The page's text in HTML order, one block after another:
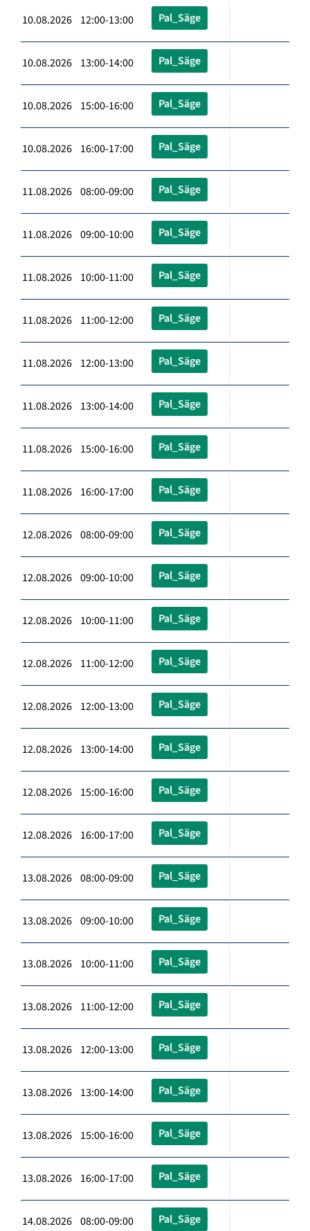
10.08.2026 12:00-13:00 Pal_Säge
10.08.2026 13:00-14:00 Pal_Säge
10.08.2026 15:00-16:00 Pal_Säge
10.08.2026 16:00-17:00 Pal_Säge
11.08.2026 08:00-09:00 Pal_Säge
11.08.2026 09:00-10:00 Pal_Säge
11.08.2026 10:00-11:00 Pal_Säge
11.08.2026 11:00-12:00 Pal_Säge
11.08.2026 12:00-13:00 Pal_Säge
11.08.2026 13:00-14:00 Pal_Säge
11.08.2026 15:00-16:00 Pal_Säge
11.08.2026 16:00-17:00 Pal_Säge
12.08.2026 08:00-09:00 Pal_Säge
12.08.2026 09:00-10:00 Pal_Säge
12.08.2026 10:00-11:00 Pal_Säge
12.08.2026 11:00-12:00 Pal_Säge
12.08.2026 12:00-13:00 Pal_Säge
12.08.2026 13:00-14:00 Pal_Säge
12.08.2026 15:00-16:00 Pal_Säge
12.08.2026 16:00-17:00 Pal_Säge
13.08.2026 08:00-09:00 Pal_Säge
13.08.2026 09:00-10:00 Pal_Säge
13.08.2026 10:00-11:00 Pal_Säge
13.08.2026 11:00-12:00 Pal_Säge
13.08.2026 12:00-13:00 Pal_Säge
13.08.2026 13:00-14:00 Pal_Säge
13.08.2026 15:00-16:00 Pal_Säge
13.08.2026 16:00-17:00 Pal_Säge
14.08.2026 08:00-09:00 Pal_Säge